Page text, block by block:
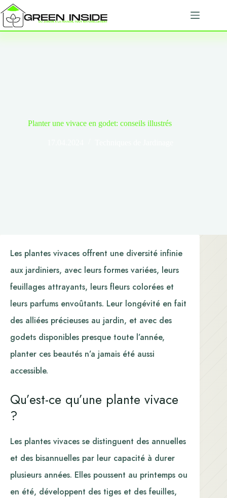
Passer
au
contenu
Planter une vivace en godet: conseils illustrés
Les plantes vivaces offrent une diversité infinie
aux jardiniers, avec leurs formes variées, leurs
feuillages attrayants, leurs fleurs colorées et
leurs parfums envoûtants. Leur longévité en fait
des alliées précieuses au jardin, et avec des
godets disponibles presque toute l’année,
planter ces beautés n’a jamais été aussi
accessible.
Qu’est-ce qu’une plante vivace
?
Les plantes vivaces se distinguent des annuelles
et des bisannuelles par leur capacité à durer
plusieurs années. Elles poussent au printemps ou
en été, développent des tiges et des feuilles,